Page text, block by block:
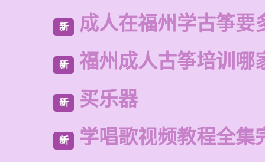
新 成人在福州学古筝要
新 福州成人古筝培训哪
新 买乐器
新 学唱歌视频教程全集